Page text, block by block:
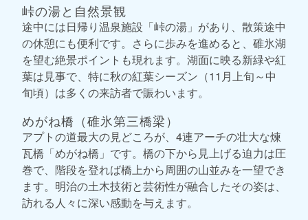
峠の湯と自然景観
途中には日帰り温泉施設「峠の湯」があり、散策途中
の休憩にも便利です。さらに歩みを進めると、碓氷湖
を望む絶景ポイントも現れます。湖面に映る新緑や紅
葉は見事で、特に秋の紅葉シーズン（11月上旬～中
旬頃）は多くの来訪者で賑わいます。
めがね橋（碓氷第三橋梁）
アプトの道最大の見どころが、4連アーチの壮大な煉
瓦橋「めがね橋」です。橋の下から見上げる迫力は圧
巻で、階段を登れば橋上から周囲の山並みを一望でき
ます。明治の土木技術と芸術性が融合したその姿は、
訪れる人々に深い感動を与えます。